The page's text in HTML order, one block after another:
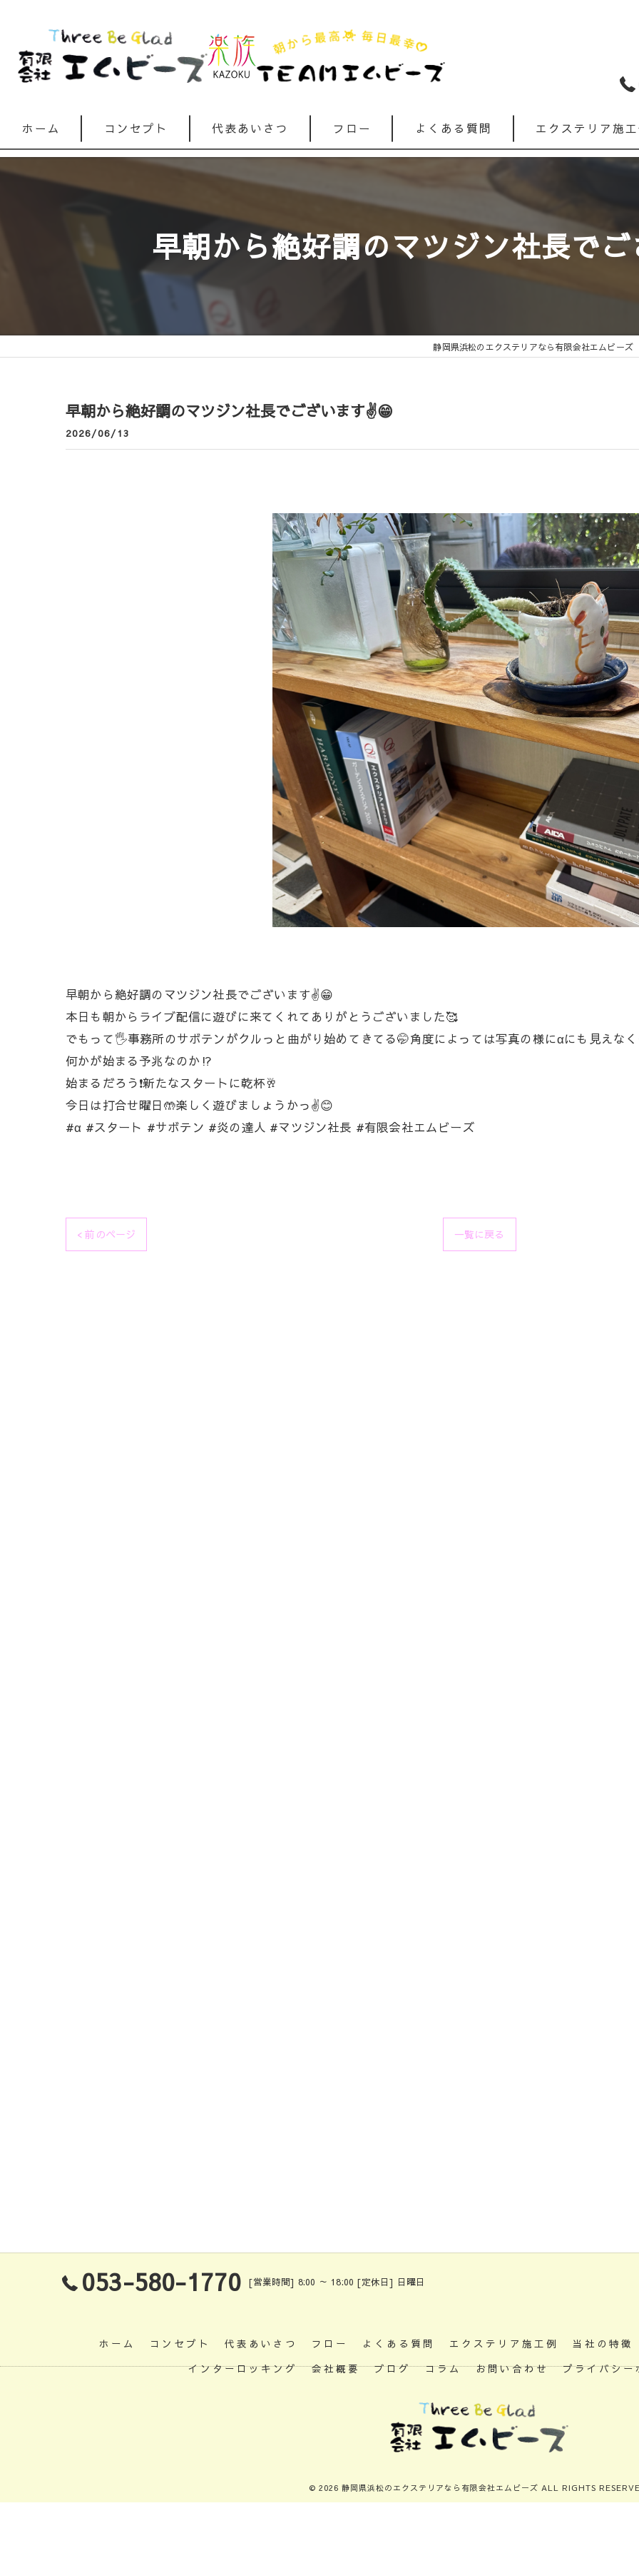
ホーム コンセプト 代表あいさつ フロー よくある質問 エクステリア施
早朝から絶好調のマツジン社長で
静岡県浜松のエクステリアなら有限会社エムビーズ
早朝から絶好調のマツジン社長でございます✌️😁
2026/06/13
早朝から絶好調のマツジン社長でございます✌️😁
本日も朝からライブ配信に遊びに来てくれてありがとうございました🥰
でもって🖐️事務所のサボテンがクルっと曲がり始めてきてる🤭角度によっては写真の様にαにも見えな
何かが始まる予兆なのか⁉️
始まるだろう❗新たなスタートに乾杯🥂
今日は打合せ曜日🤲楽しく遊びましょうかっ✌️😊
#α #スタート #サボテン #炎の達人 #マツジン社長 #有限会社エムビーズ
< 前のページ 一覧に戻る
053-580-1770 [営業時間] 8:00 ～ 18:00 [定休日] 日曜日
ホーム コンセプト 代表あいさつ フロー よくある質問 エクステリア施工例 当社の特徴
インターロッキング
会社概要 ブログ コラム お問い合わせ プライバシー
© 2026 静岡県浜松のエクステリアなら有限会社エムビーズ ALL RIGHTS